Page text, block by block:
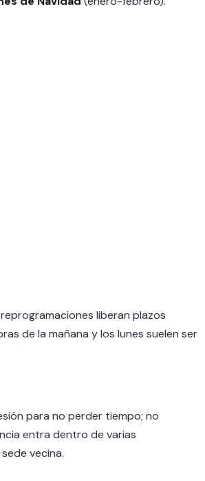
liberan plazos
de la mañana y los lunes suelen ser
para no perder tiempo; no
entra dentro de varias
vecina.